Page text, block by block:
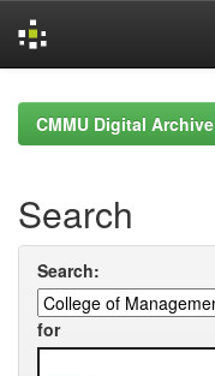
navigationCMMU Digital Archive
Search
Search:
for